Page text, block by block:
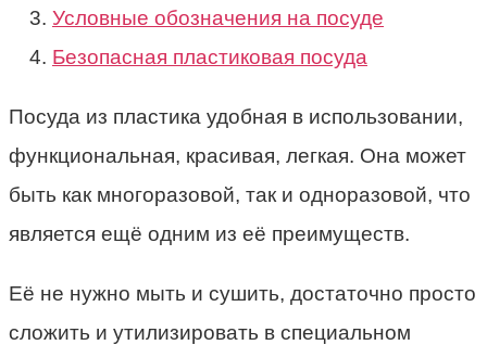
Условные обозначения на посуде
Безопасная пластиковая посуда
Посуда из пластика удобная в использовании,
функциональная, красивая, легкая. Она может
быть как многоразовой, так и одноразовой, что
является ещё одним из её преимуществ.
Её не нужно мыть и сушить, достаточно просто
сложить и утилизировать в специальном